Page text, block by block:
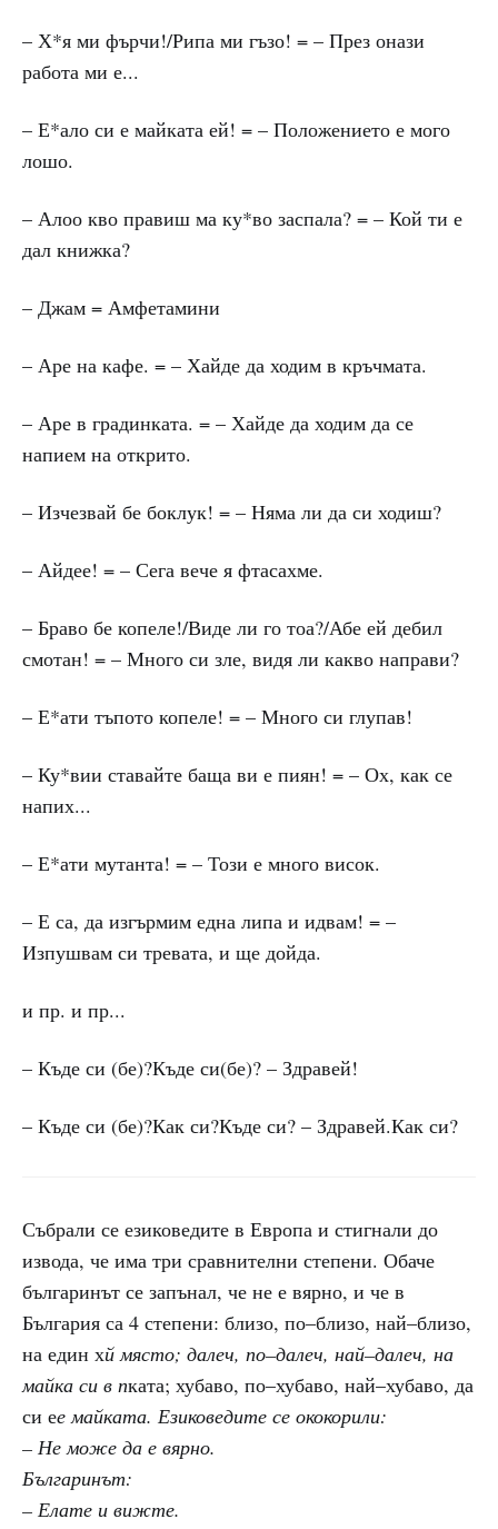
– Х*я ми фърчи!/Рипа ми гъзо! = – През онази
работа ми е...
– Е*ало си е майката ей! = – Положението е мого
лошо.
– Алоо кво правиш ма ку*во заспала? = – Кой ти е
дал книжка?
– Джам = Амфетамини
– Аре на кафе. = – Хайде да ходим в кръчмата.
– Аре в градинката. = – Хайде да ходим да се
напием на открито.
– Изчезвай бе боклук! = – Няма ли да си ходиш?
– Айдее! = – Сега вече я фтасахме.
– Браво бе копеле!/Виде ли го тоа?/Абе ей дебил
смотан! = – Много си зле, видя ли какво направи?
– Е*ати тъпото копеле! = – Много си глупав!
– Ку*вии ставайте баща ви е пиян! = – Ох, как се
напих...
– Е*ати мутанта! = – Този е много висок.
– Е са, да изгърмим една липа и идвам! = –
Изпушвам си тревата, и ще дойда.
и пр. и пр...
– Къде си (бе)?Къде си(бе)? – Здравей!
– Къде си (бе)?Как си?Къде си? – Здравей.Как си?
Събрали се езиковедите в Европа и стигнали до
извода, че има три сравнителни степени. Обаче
българинът се запънал, че не е вярно, и че в
България са 4 степени: близо, по–близо, най–близо,
на един хй място; далеч, по–далеч, най–далеч, на
майка си в пката; хубаво, по–хубаво, най–хубаво, да
си ее майката. Езиковедите се ококорили:
– Не може да е вярно.
Българинът:
– Елате и вижте.